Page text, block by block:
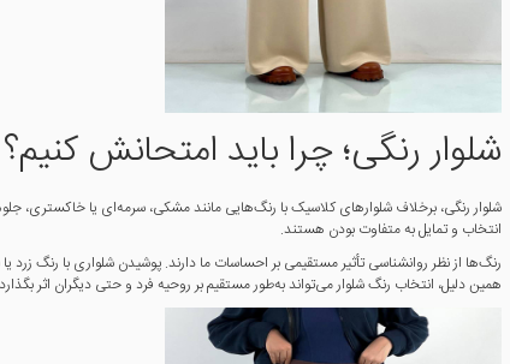
شلوار رنگی؛ چرا باید امتحانش کنیم؟
شلوار رنگی، برخلاف شلوارهای کلاسیک با رنگ‌هایی مانند مشکی، سرمه‌ای یا خاکستری،
انتخاب و تمایل به متفاوت بودن هستند.
رنگ‌ها از نظر روانشناسی تأثیر مستقیمی بر احساسات ما دارند. پوشیدن شلواری با رنگ
همین دلیل، انتخاب رنگ شلوار می‌تواند به‌طور مستقیم بر روحیه فرد و حتی دیگران اثر